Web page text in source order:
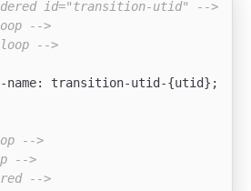
id="transition-utid" -->
-->
-->
name: transition-utid-{utid};
-->
-->
-->